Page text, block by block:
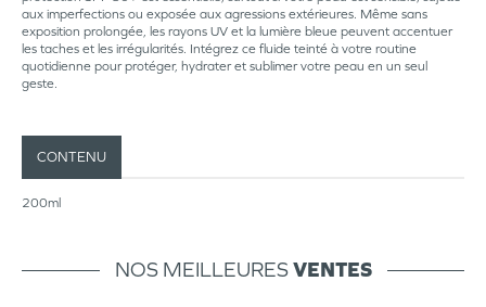
aux imperfections ou exposée aux agressions extérieures. Même sans
exposition prolongée, les rayons UV et la lumière bleue peuvent accentuer
les taches et les irrégularités. Intégrez ce fluide teinté à votre routine
quotidienne pour protéger, hydrater et sublimer votre peau en un seul
geste.
CONTENU
200ml
NOS MEILLEURESVENTES